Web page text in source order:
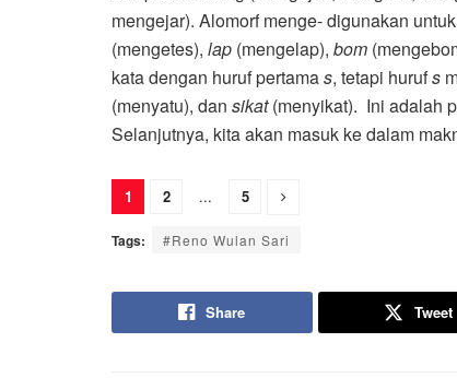
mengejar). Alomorf menge- digunakan
(mengetes), lap (mengelap), bom
kata dengan huruf pertamas, tetapi hurufs
(menyatu), dan sikat(menyikat). Ini adalah
Selanjutnya, kita akan masuk ke dalam
1 2 ... 5
Tags: #Reno Wulan Sari
Share Tweet